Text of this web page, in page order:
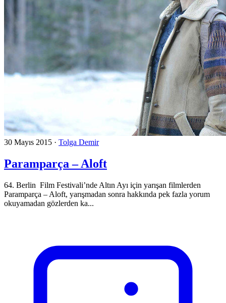
30 Mayıs 2015 · Tolga Demir
Paramparça – Aloft
64. Berlin Film Festivali’nde Altın Ayı için yarışan filmlerden
Paramparça – Aloft, yarışmadan sonra hakkında pek fazla yorum
okuyamadan gözlerden ka...